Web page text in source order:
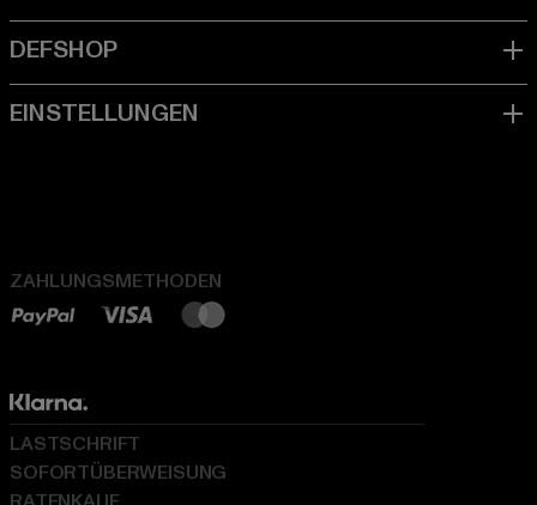
ZAHLUNGSMETHODEN
LASTSCHRIFT
SOFORTÜBERWEISUNG